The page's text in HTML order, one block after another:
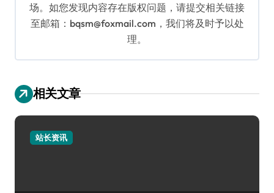
场。如您发现内容存在版权问题，请提交相关链接
至邮箱：bqsm@foxmail.com，我们将及时予以处
理。
相关文章
站长资讯